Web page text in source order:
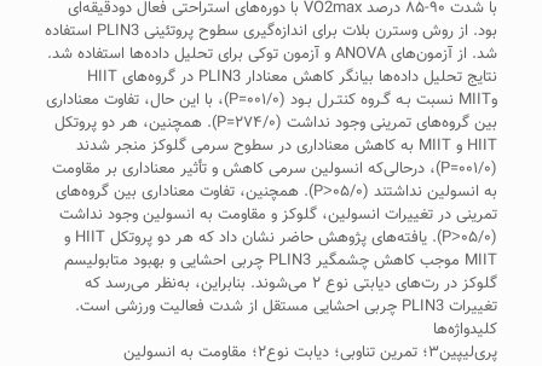
با شدت ۹۰-۸۵ درصد VO2max با دوره‌های استراحتی فعال دودقیقه‌ای
بود. از روش وسترن بلات برای اندازه‌گیری سطوح پروتئینی PLIN3 استفاده
شد. از آزمون‌های ANOVA و آزمون توکی برای تحلیل داده‌ها استفاده شد.
نتایج تحلیل داده‌ها بیانگر کاهش معنا‌دار PLIN3 در گروه‌های HIIT
وMIIT نسبت بـه گـروه کنتـرل بـود (۰۰۱/۰=P)، با این‌ حال، تفاوت معنا‌داری
بین گروه‌های تمرینی وجود نداشت (۲۷۴/۰=P). همچنین، هر دو پروتکل
HIIT و MIIT به کاهش معناداری در سطوح سرمی گلوکز منجر شدند
(۰۰۱/۰=P)، درحالی‌که انسولین سرمی کاهش و تأثیر معنا‌داری بر مقاومت
به انسولین نداشتند (۰۵/۰˃P). همچنین، تفاوت معنا‌داری بین گروه‌های
تمرینی در تغییرات انسولین، گلوکز و مقاومت به انسولین وجود نداشت
(۰۵/۰˃P). یافته‌های پژوهش حاضر نشان داد که هر دو پروتکل HIIT و
MIIT موجب کاهش چشمگیر PLIN3 چربی احشایی و بهبود متابولیسم
گلوکز در رت‌های دیابتی نوع ۲ می‌شوند. بنابراین، به‌نظر می‌رسد که
تغییرات PLIN3 چربی احشایی مستقل از شدت فعالیت ورزشی است.
کلیدواژه‌ها
پری‌لیپین۳؛ تمرین تناوبی؛ دیابت نوع۲؛ مقاومت به انسولین